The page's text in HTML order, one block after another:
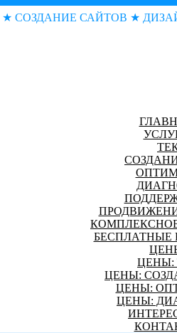
СОЗДАНИЕ САЙТОВ ★
БЕСПЛАТНЫЕ
ЦЕНЫ:
ЦЕНЫ:
ЦЕНЫ:
ЦЕНЫ: